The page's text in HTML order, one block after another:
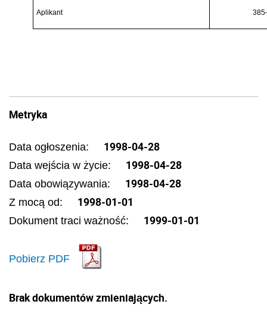
Aplikant
Metryka
Data ogłoszenia: 1998-04-28
Data wejścia w życie: 1998-04-28
Data obowiązywania: 1998-04-28
Z mocą od: 1998-01-01
Dokument traci ważność: 1999-01-01
Pobierz PDF
Brak dokumentów zmieniających.